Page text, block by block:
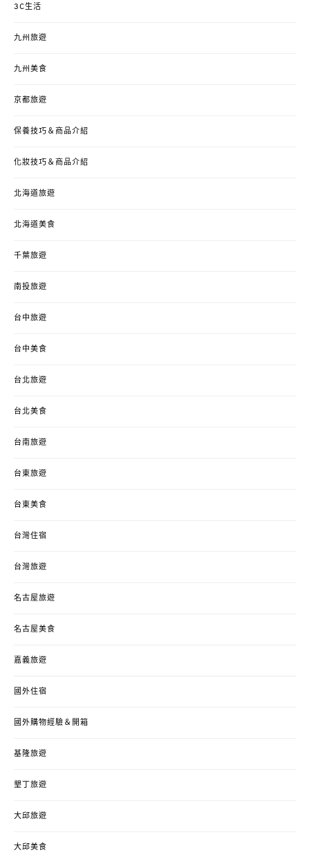
3C生活
九州旅遊
九州美食
京都旅遊
保養技巧＆商品介紹
化妝技巧＆商品介紹
北海道旅遊
北海道美食
千葉旅遊
南投旅遊
台中旅遊
台中美食
台北旅遊
台北美食
台南旅遊
台東旅遊
台東美食
台灣住宿
台灣旅遊
名古屋旅遊
名古屋美食
嘉義旅遊
國外住宿
國外購物經驗＆開箱
基隆旅遊
墾丁旅遊
大邱旅遊
大邱美食